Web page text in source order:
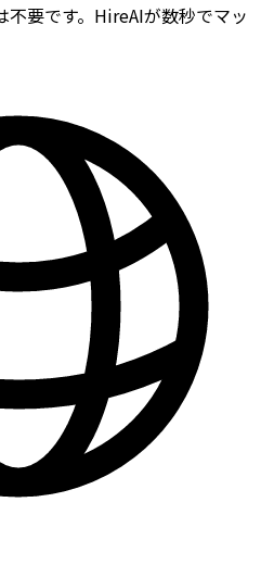
要です。HireAIが数秒でマッ